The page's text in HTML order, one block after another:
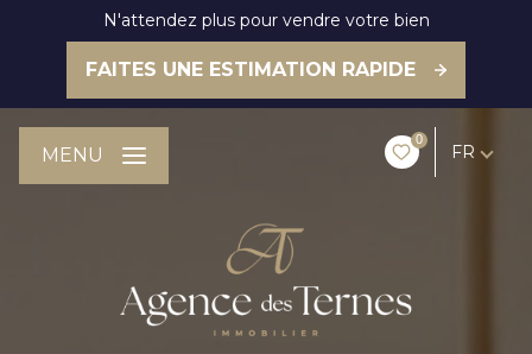
N'attendez plus pour vendre votre bien
FAITES UNE ESTIMATION RAPIDE
0
FR
MENU